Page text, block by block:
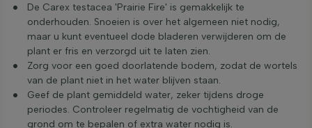
De Carex testacea 'Prairie Fire' is gemakkelijk te
onderhouden. Snoeien is over het algemeen niet nodig,
maar u kunt eventueel dode bladeren verwijderen om de
plant er fris en verzorgd uit te laten zien.
Zorg voor een goed doorlatende bodem, zodat de wortels
van de plant niet in het water blijven staan.
Geef de plant gemiddeld water, zeker tijdens droge
periodes. Controleer regelmatig de vochtigheid van de
grond om te bepalen of extra water nodig is.